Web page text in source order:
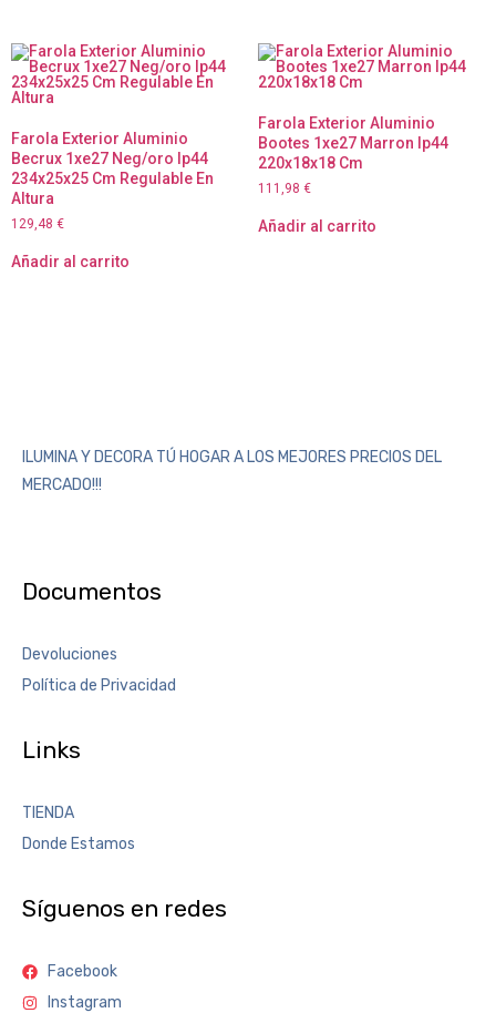
Farola Exterior Aluminio
Becrux 1xe27 Neg/oro Ip44
234x25x25 Cm Regulable En
Altura
129,48 €
Añadir al carrito
Farola Exterior Aluminio
Bootes 1xe27 Marron Ip44
220x18x18 Cm
111,98 €
Añadir al carrito
ILUMINA Y DECORA TÚ HOGAR A LOS MEJORES PRECIOS DEL
MERCADO!!!
Documentos
Devoluciones
Política de Privacidad
Links
TIENDA
Donde Estamos
Síguenos en redes
Facebook
Instagram